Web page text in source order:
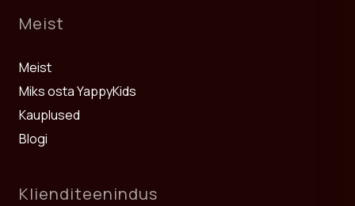
Meist
Meist
Miks osta YappyKids
Kauplused
Blogi
Klienditeenindus